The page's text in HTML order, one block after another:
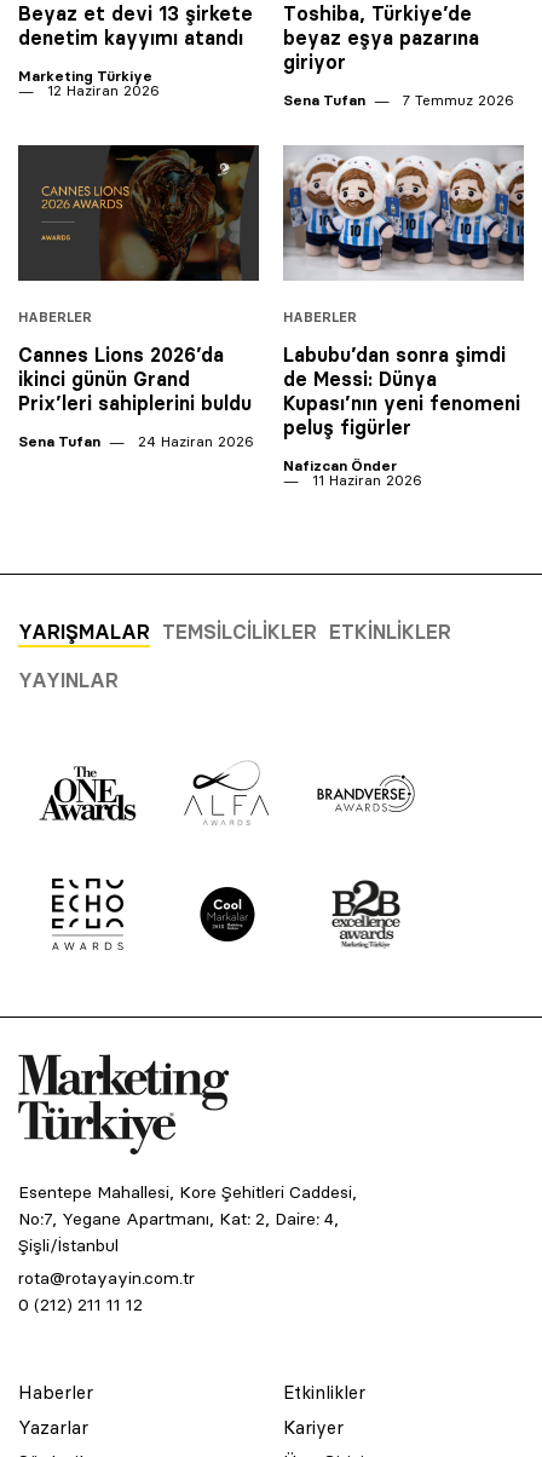
Beyaz et devi 13 şirkete
denetim kayyımı atandı
Marketing Türkiye
12 Haziran 2026
Toshiba, Türkiye’de
beyaz eşya pazarına
giriyor
Sena Tufan 7 Temmuz 2026
HABERLER
Cannes Lions 2026’da
ikinci günün Grand
Prix’leri sahiplerini buldu
Sena Tufan 24 Haziran 2026
HABERLER
Labubu’dan sonra şimdi
de Messi: Dünya
Kupası’nın yeni fenomeni
peluş figürler
Nafizcan Önder
11 Haziran 2026
YARIŞMALAR TEMSILCILIKLER ETKINLIKLER
YAYINLAR
Esentepe Mahallesi, Kore Şehitleri Caddesi,
No:7, Yegane Apartmanı, Kat: 2, Daire: 4,
Şişli/İstanbul
rota@rotayayin.com.tr
0 (212) 211 11 12
Haberler
Yazarlar
Etkinlikler
Kariyer